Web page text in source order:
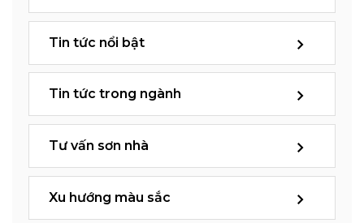
Tin tức nổi bật
Tin tức trong ngành
Tư vấn sơn nhà
Xu hướng màu sắc